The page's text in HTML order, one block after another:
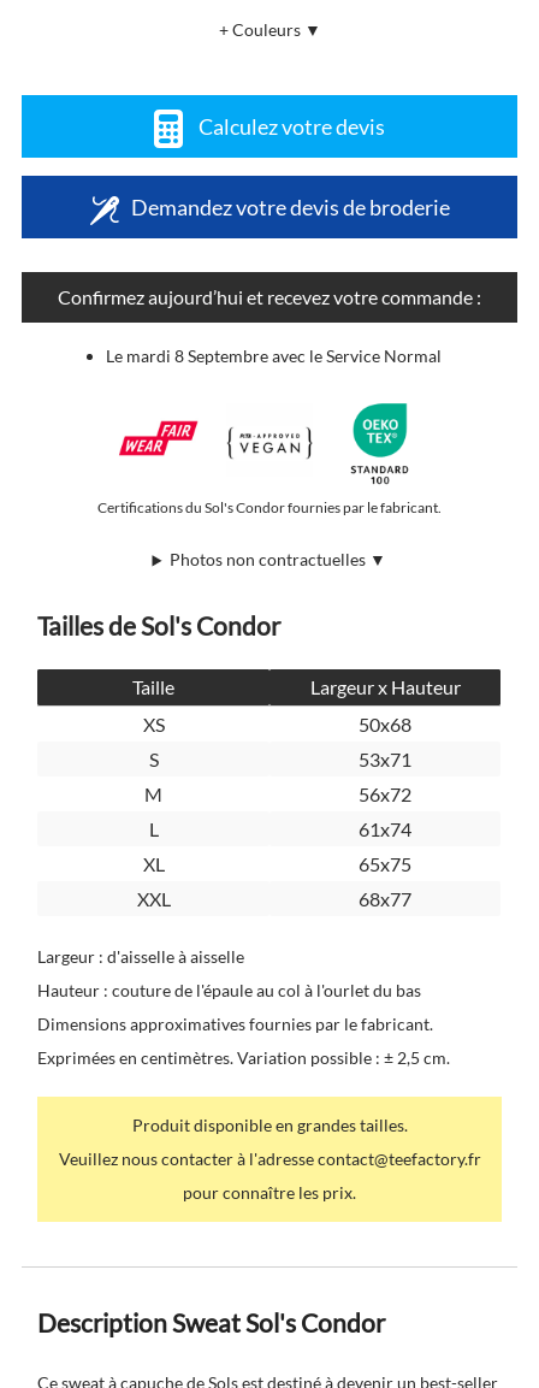
+ Couleurs ▼
Calculez votre devis
Demandez votre devis de broderie
Confirmez aujourd’hui et recevez votre commande :
Le mardi 8 Septembre avec le Service Normal
Certifications du Sol's Condor fournies par le fabricant.
Photos non contractuelles ▼
Tailles de Sol's Condor
Taille
Largeur x Hauteur
XS
50x68
S
53x71
M
56x72
L
61x74
XL
65x75
XXL
68x77
Largeur : d'aisselle à aisselle
Hauteur : couture de l'épaule au col à l'ourlet du bas
Dimensions approximatives fournies par le fabricant.
Exprimées en centimètres. Variation possible : ± 2,5 cm.
Produit disponible en grandes tailles.
Veuillez nous contacter à l'adresse contact@teefactory.fr
pour connaître les prix.
Description Sweat Sol's Condor
Ce sweat à capuche de Sols est destiné à devenir un best-seller